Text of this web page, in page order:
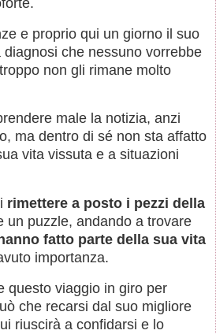
e proprio qui un giorno il suo
che nessuno vorrebbe
non gli rimane molto
male la notizia, anzi
ma dentro di sé non sta affatto
vita vissuta e a situazioni
rimettere a posto i pezzi della
un puzzle, andando a trovare
fatto parte della sua vita
importanza.
questo viaggio in giro per
che recarsi dal suo migliore
riuscirà a confidarsi e lo